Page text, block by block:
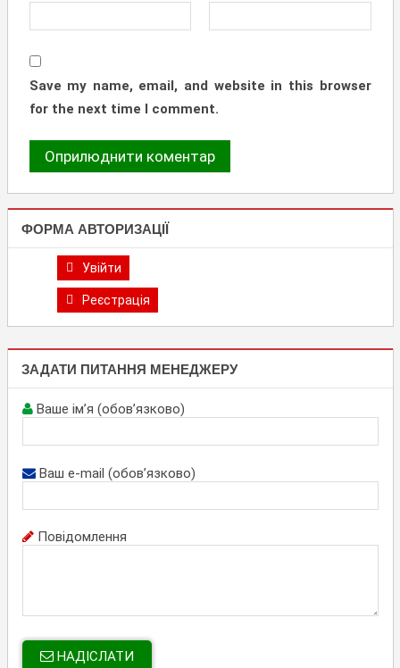
Save my name, email, and website in this browser
for the next time I comment.
ФОРМА АВТОРИЗАЦІЇ
Увійти
Реєстрація
ЗАДАТИ ПИТАННЯ МЕНЕДЖЕРУ
Ваше ім’я (обов’язково)
Ваш e-mail (обов’язково)
Повідомлення
НАДІСЛАТИ